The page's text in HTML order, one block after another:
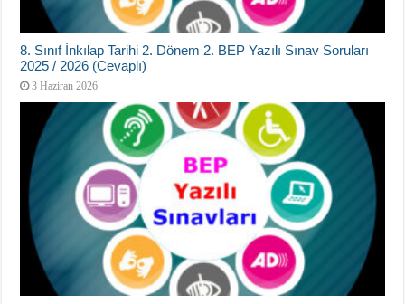
8. Sınıf İnkılap Tarihi 2. Dönem 2. BEP Yazılı Sınav Soruları
2025 / 2026 (Cevaplı)
3 Haziran 2026